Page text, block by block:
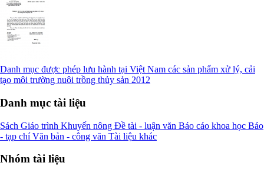
Danh mục được phép lưu hành tại Việt Nam các sản phẩm xử lý, cải
tạo môi trường nuôi trồng thủy sản 2012
Danh mục tài liệu
Sách Giáo trình Khuyến nông Đề tài - luận văn Báo cáo khoa học Báo
- tạp chíVăn bản - công văn Tài liệu khác
Nhóm tài liệu